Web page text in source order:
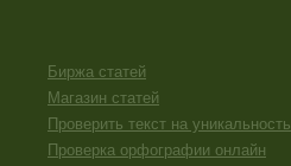
Биржа статей
Магазин статей
Проверить текст на уникальность
Проверка орфографии онлайн